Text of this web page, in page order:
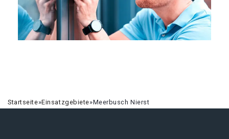
Startseite»Einsatzgebiete»Meerbusch Nierst